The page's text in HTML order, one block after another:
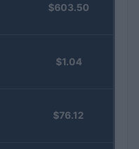
$603.50
$1.04
$76.12